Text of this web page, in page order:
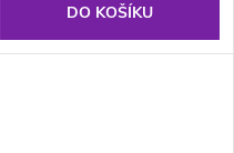
DO KOŠÍKU